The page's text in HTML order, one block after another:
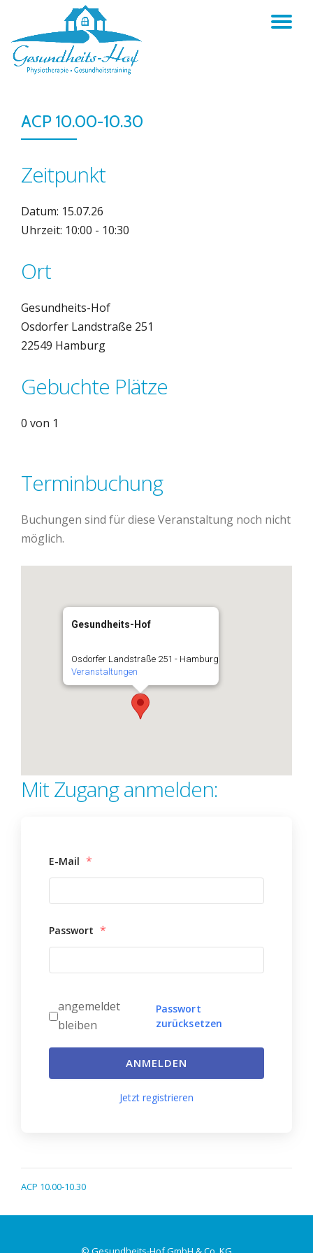
content
ACP 10.00-10.30
Zeitpunkt
Datum: 15.07.26
Uhrzeit: 10:00 - 10:30
Ort
Gesundheits-Hof
Osdorfer Landstraße 251
22549 Hamburg
Gebuchte Plätze
0 von 1
Terminbuchung
Buchungen sind für diese Veranstaltung noch nicht
möglich.
Gesundheits-Hof
Osdorfer Landstraße 251 - Hamburg
Veranstaltungen
Mit Zugang anmelden:
E-Mail *
Passwort *
angemeldet
bleiben
Passwort
zurücksetzen
ANMELDEN
Jetzt registrieren
ACP 10.00-10.30